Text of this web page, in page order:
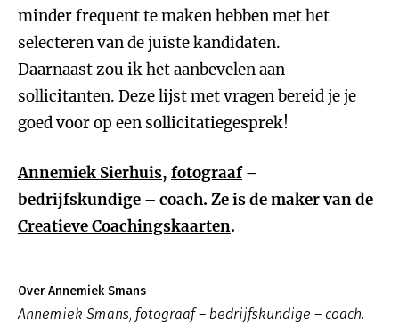
minder frequent te maken hebben met het
selecteren van de juiste kandidaten.
Daarnaast zou ik het aanbevelen aan
sollicitanten. Deze lijst met vragen bereid je je
goed voor op een sollicitatiegesprek!
Annemiek Sierhuis, fotograaf–
bedrijfskundige – coach. Ze is de maker van de
Creatieve Coachingskaarten.
Over Annemiek Smans
Annemiek Smans, fotograaf – bedrijfskundige – coach.